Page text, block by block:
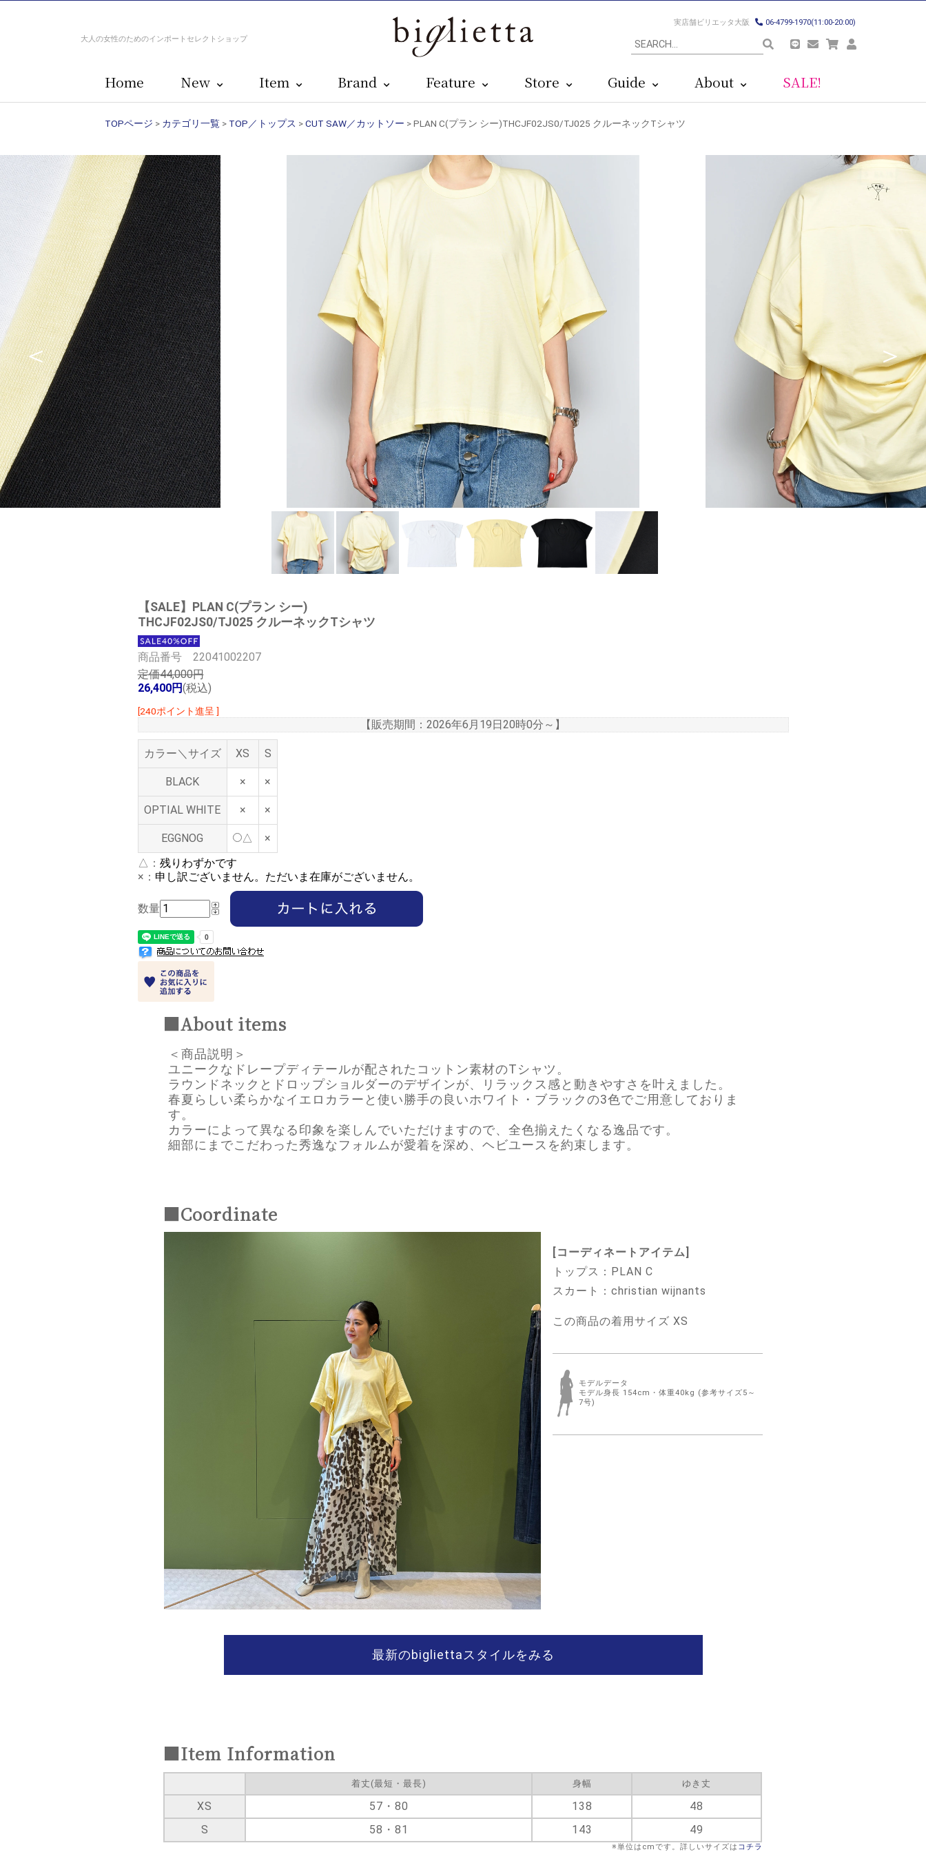
大人の女性のためのインポートセレクトショップ
実店舗ビリエッタ大阪 06-4799-1970(11:00-20:00)
Home New Item Brand Feature Store Guide About SALE!
TOPページ > カテゴリ一覧 > TOP／トップス >CUT SAW／カットソー > PLAN C(プラン シー)THCJF02JS0/TJ025 クルーネックTシャツ
【SALE】
PLAN C(プラン シー)
THCJF02JS0/TJ025 クルーネックTシャツ
商品番号 22041002207
定価44,000円
26,400円(税込)
[240ポイント進呈 ]
【販売期間： 2026年6月19日20時0分 ～】
カラー＼サイズ XS S
BLACK × ×
OPTIAL WHITE × ×
EGGNOG △
×
△： 残りわずかです
×： 申し訳ございません。ただいま在庫がございません。
数量
■About items
＜商品説明＞
ユニークなドレープディテールが配されたコットン素材のTシャツ。
ラウンドネックとドロップショルダーのデザインが、リラックス感と動きやすさを叶えました。
春夏らしい柔らかなイエロカラーと使い勝手の良いホワイト・ブラックの3色でご用意しておりま
す。
カラーによって異なる印象を楽しんでいただけますので、全色揃えたくなる逸品です。
細部にまでこだわった秀逸なフォルムが愛着を深め、ヘビユースを約束します。
■Coordinate
[コーディネートアイテム]
トップス：PLAN C
スカート：christian wijnants
この商品の着用サイズ XS
モデルデータ
モデル身長 154cm・体重40kg (参考サイズ5～
7号)
最新のbigliettaスタイルをみる
■Item Information
着丈(最短・最長) 身幅 ゆき丈
XS 57・80 138
48
S
58・81 143 49
※単位はcmです。詳しいサイズは コチラ